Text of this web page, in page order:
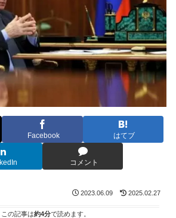
Facebook はてブ
コメント
2023.06.09 2025.02.27
この記事は約4分で読めます。